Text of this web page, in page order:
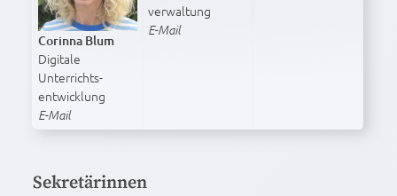
Corinna Blum
Digitale
Unterrichts­
entwicklung
E-Mail
verwaltung
E-Mail
Sekretärinnen